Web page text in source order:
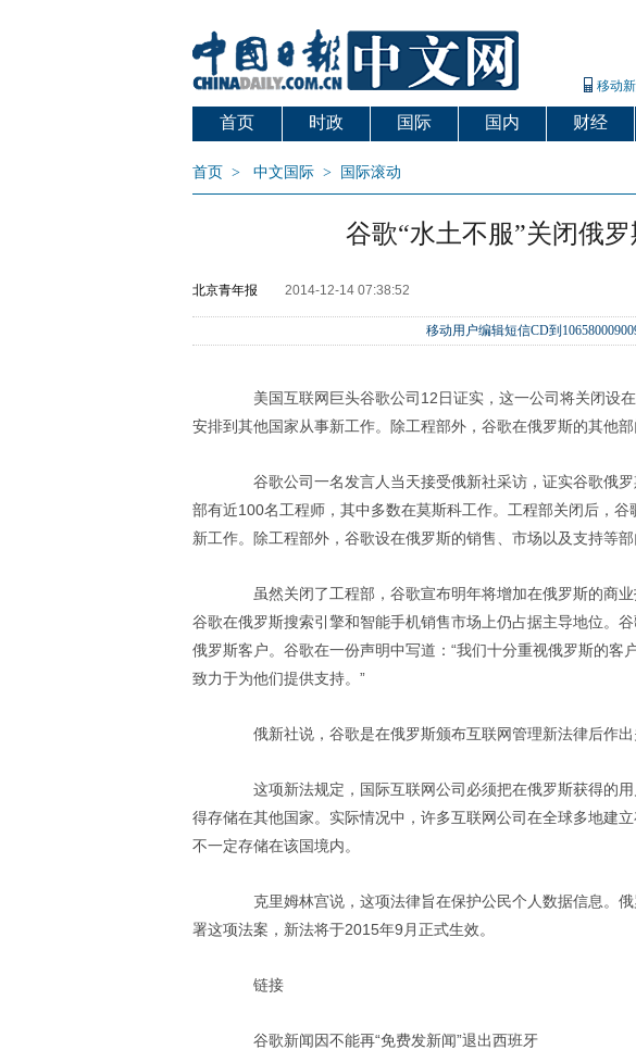
移动
首页 时政 国际 国内 财经
首页 > 中文国际 > 国际滚动
谷歌“水土不服”关闭俄
北京青年报 2014-12-14 07:38:52
移动用户编辑短信CD到
美国互联网巨头谷歌公司12日证实，这一公司将关闭设在
安排到其他国家从事新工作。除工程部外，谷歌在俄罗斯的其他部
谷歌公司一名发言人当天接受俄新社采访，证实谷歌俄罗
部有近100名工程师，其中多数在莫斯科工作。工程部关闭后，
新工作。除工程部外，谷歌设在俄罗斯的销售、市场以及支持等部
虽然关闭了工程部，谷歌宣布明年将增加在俄罗斯的商业
谷歌在俄罗斯搜索引擎和智能手机销售市场上仍占据主导地位。
俄罗斯客户。谷歌在一份声明中写道：“我们十分重视俄罗斯的客
致力于为他们提供支持。”
俄新社说，谷歌是在俄罗斯颁布互联网管理新法律后作出
这项新法规定，国际互联网公司必须把在俄罗斯获得的用
得存储在其他国家。实际情况中，许多互联网公司在全球多地建
不一定存储在该国境内。
克里姆林宫说，这项法律旨在保护公民个人数据信息。俄
署这项法案，新法将于2015年9月正式生效。
链接
谷歌新闻因不能再“免费发新闻”退出西班牙